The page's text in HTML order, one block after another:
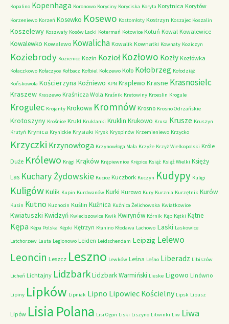
Kopalino Kopenhaga Koronowo Koryciny Koryciska Koryta Korytnica Korytów
Korzeniewo Korzeń Kosewko Kosewo Kostomłoty Kostrzyn Koszajec Koszalin
Koszelewy Koszwały Kosów Lacki Kotermań Kotowice Kotuń Kowal Kowalewice
Kowalewko Kowalewo Kowalicha Kowalik Kownatki Kownaty Koziczyn
Koziebrody Kozienice Kozin Kozioł Kozłowo Kozły Kozłówka
Kołaczkowo Kołaczyce Kołbacz Kołbiel Kołczewo Koło Kołobrzeg Kołodziąż
Końskowola Kościerzyna Koźniewo KPN Kraplewo Krasne Krasnosielc
Kraszew Kraszewo Kraśnicza Wola Kraśnik Kretowiny Kroeslin Krogule
Krogulec Krojanty Krokowa Kromnów Krosno Krosno Odrzańskie
Krotoszyny Krośnice Kruki Kruklanki Kruklin Krukowo Krusa Krusze Kruszyn
Krutyń Krynica Krynickie Krysiaki Krysk Kryspinów Krzemieniewo Krzycko
Krzyczki Krzynowłoga Krzynowłoga Mała Krzyże Krzyż Wielkopolski Króle
Duże Królewo Krągi Krąków Krąpiewnice Krępice Książ Książ Wielki Księży
Las Kuchary Żydowskie Kucice Kuczbork Kuczyn Kudypy Kuligi
KuligówKulik Kupin Kurdwanów Kurki Kurowo Kury Kurznia Kurzętnik Kurów
Kusin Kutno Kuznocin Kuślin Kuźnica Kuźnica Żelichowska Kwiatkowice
Kwiatuszki Kwidzyń Kwieciszowice Kwik Kwirynów Kórnik Kąp Kątki Kątne
Kępa Kępa Polska Kępki Kętrzyn Kłanino Kłodawa Lachowo Laski Laskowice
Latchorzew Lauta Legionowo Leiden Leidschendam Leipzig Lelewo
Leoncin Leszcz Leszno Lewków Leśna Leśno Liberadz Libiszów
Licheń Lichtajny LidzbarkLidzbark Warmiński Lieske Ligowo Linówno
Lipiny Lipków Lipniak Lipno Lipowiec Kościelny Lipsk Lipusz
Lipów Lisia Polana Lisi Ogon Liski Liszyno Litwinki Liw Liwa